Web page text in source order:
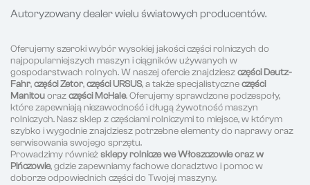
Autoryzowany dealer wielu światowych producentów.
Oferujemy szeroki wybór wysokiej jakości części rolniczych do
najpopularniejszych maszyn i ciągników używanych w
gospodarstwach rolnych. W naszej ofercie znajdzieszczęści Deutz-
Fahr,części Zetor,części URSUS, a także specjalistyczneczęści
Manitouorazczęści McHale. Oferujemy sprawdzone podzespoły,
które zapewniają niezawodność i długą żywotność maszyn
rolniczych. Nasz sklep z częściami rolniczymi to miejsce, w którym
szybko i wygodnie znajdziesz potrzebne elementy do naprawy oraz
serwisowania swojego sprzętu.
Prowadzimy równieżsklepy rolnicze we Włoszczowie oraz w
Pińczowie, gdzie zapewniamy fachowe doradztwo i pomoc w
doborze odpowiednich części do Twojej maszyny.